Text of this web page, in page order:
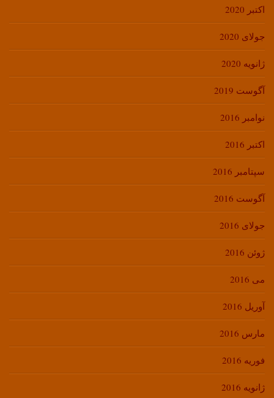
اکتبر 2020
جولای 2020
ژانویه 2020
آگوست 2019
نوامبر 2016
اکتبر 2016
سپتامبر 2016
آگوست 2016
جولای 2016
ژوئن 2016
می 2016
آوریل 2016
مارس 2016
فوریه 2016
ژانویه 2016